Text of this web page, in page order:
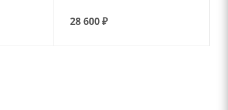
28 600₽